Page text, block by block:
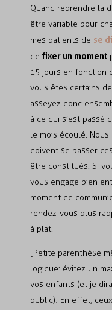
Quand reprendre la
être variable pour
mes patients de se
defixer un moment
15 jours en fonction
vous êtes certains
asseyez donc
à ce qui s’est passé
le mois écoulé.
doivent se passer
être constitués. Si
vous engage bien
moment de
rendez-vous plus
à plat.
[Petite parenthèse
logique: évitez un
vos enfants (et je
public)! En effet,